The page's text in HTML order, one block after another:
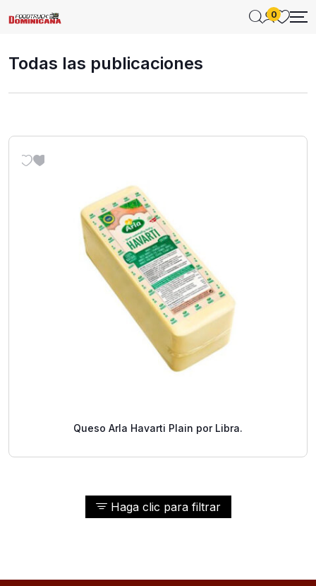
0
Todas las publicaciones
Haga clic para filtrar
Queso Arla Havarti Plain por Libra.